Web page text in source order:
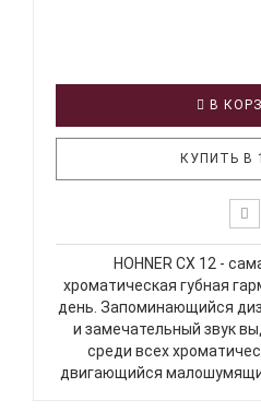
В
КУПИТЬ В
HOHNER CX 12 -
хроматическая губная
день. Запоминающийся
и замечательный звук
среди всех
двигающийся